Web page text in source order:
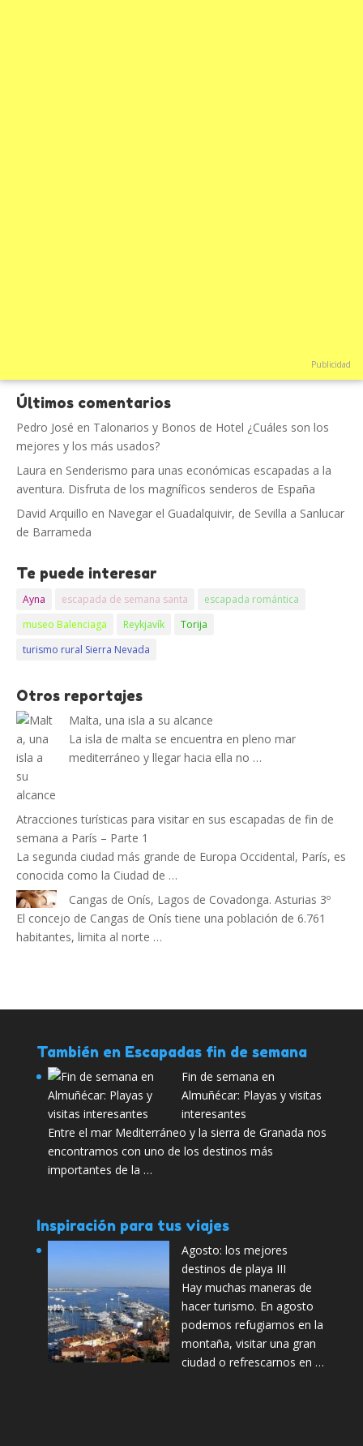
Publicidad
Últimos comentarios
Pedro José en Talonarios y Bonos de Hotel ¿Cuáles son los
mejores y los más usados?
Laura en Senderismo para unas económicas escapadas a la
aventura. Disfruta de los magníficos senderos de España
David Arquillo en Navegar el Guadalquivir, de Sevilla a Sanlucar
de Barrameda
Te puede interesar
Ayna escapada de semana santa
escapada romántica
museo Balenciaga
Reykjavík
Torija
turismo rural Sierra Nevada
Otros reportajes
Malta, una isla a su alcance
La isla de malta se encuentra en pleno mar
mediterráneo y llegar hacia ella no …
Atracciones turísticas para visitar en sus escapadas de fin de
semana a París – Parte 1
La segunda ciudad más grande de Europa Occidental, París, es
conocida como la Ciudad de …
Cangas de Onís, Lagos de Covadonga. Asturias 3º
El concejo de Cangas de Onís tiene una población de 6.761
habitantes, limita al norte …
También en Escapadas fin de semana
Fin de semana en
Almuñécar: Playas y visitas
interesantes
Entre el mar Mediterráneo y la sierra de Granada nos
encontramos con uno de los destinos más
importantes de la …
Inspiración para tus viajes
Agosto: los mejores
destinos de playa III
Hay muchas maneras de
hacer turismo. En agosto
podemos refugiarnos en la
montaña, visitar una gran
ciudad o refrescarnos en …